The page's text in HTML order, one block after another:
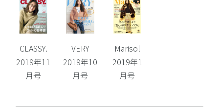
CLASSY.
2019年11
月号
VERY
2019年10
月号
Marisol
2019年1
月号